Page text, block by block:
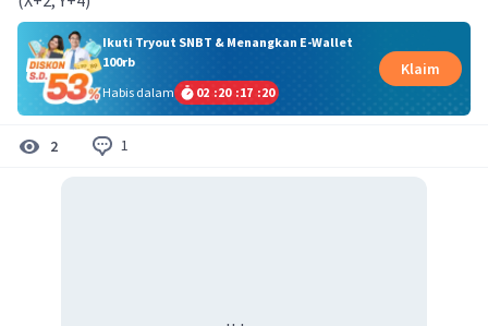
Ikuti Tryout SNBT & Menangkan E-Wallet
100rb
Habis dalam
02 :20 :17 :20
Klaim
2 1